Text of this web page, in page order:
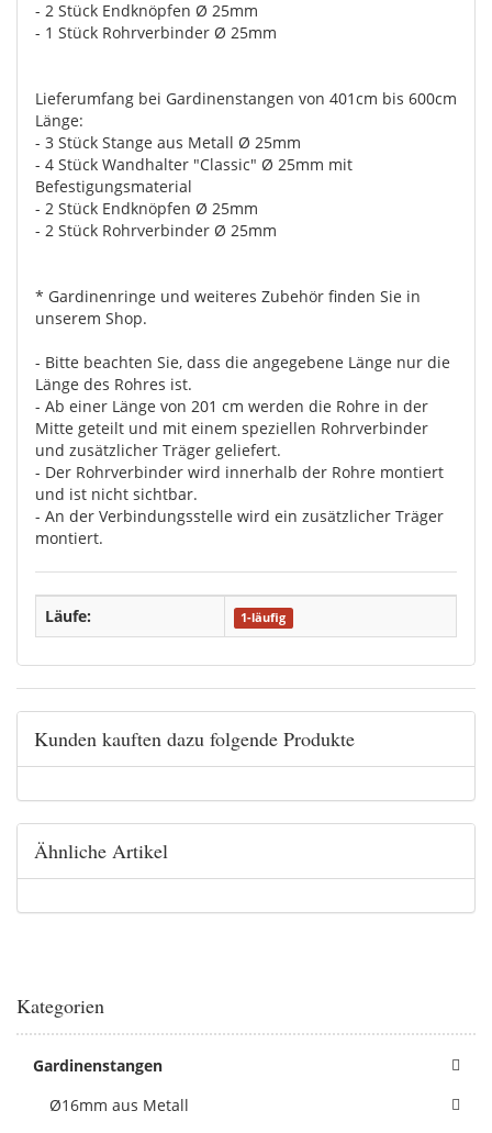
- 2 Stück Endknöpfen Ø 25mm
- 1 Stück Rohrverbinder Ø 25mm
Lieferumfang bei Gardinenstangen von 401cm bis 600cm
Länge:
- 3 Stück Stange aus Metall Ø 25mm
- 4 Stück Wandhalter "Classic" Ø 25mm mit
Befestigungsmaterial
- 2 Stück Endknöpfen Ø 25mm
- 2 Stück Rohrverbinder Ø 25mm
* Gardinenringe und weiteres Zubehör finden Sie in
unserem Shop.
- Bitte beachten Sie, dass die angegebene Länge nur die
Länge des Rohres ist.
- Ab einer Länge von 201 cm werden die Rohre in der
Mitte geteilt und mit einem speziellen Rohrverbinder
und zusätzlicher Träger geliefert.
- Der Rohrverbinder wird innerhalb der Rohre montiert
und ist nicht sichtbar.
- An der Verbindungsstelle wird ein zusätzlicher Träger
montiert.
Läufe: 1-läufig
Kunden kauften dazu folgende Produkte
Ähnliche Artikel
Kategorien
Gardinenstangen
Ø16mm aus Metall